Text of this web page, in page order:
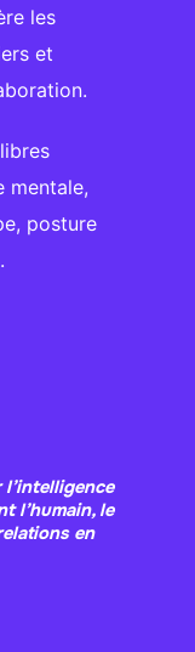
les
et
mentale,
posture
l’humain, le
en